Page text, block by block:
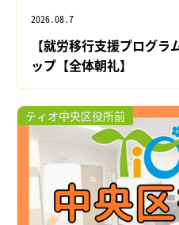
2026.08.7
【就労移行支援プログ
ップ【全体朝礼】
ティオ中央区役所前